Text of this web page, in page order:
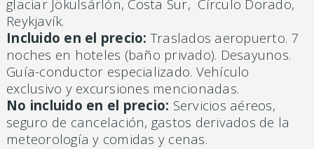
glaciar Jökulsárlón, Costa Sur, Círculo Dorado,
Reykjavík.
Incluido en el precio: Traslados aeropuerto. 7
noches en hoteles (baño privado). Desayunos.
Guía-conductor especializado. Vehículo
exclusivo y excursiones mencionadas.
No incluido en el precio: Servicios aéreos,
seguro de cancelación, gastos derivados de la
meteorología y comidas y cenas.